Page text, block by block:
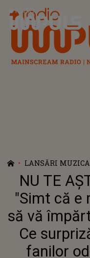
Radio Impuls
LANSĂRI
NU TE
"Simt că e
să vă
Ce
fanilor